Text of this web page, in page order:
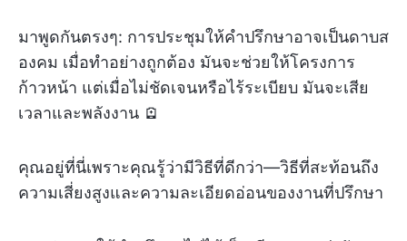
มาพูดกันตรงๆ: การประชุมให้คำปรึกษาอาจเป็นดาบส
องคม เมื่อทำอย่างถูกต้อง มันจะช่วยให้โครงการ
ก้าวหน้า แต่เมื่อไม่ชัดเจนหรือไร้ระเบียบ มันจะเสีย
เวลาและพลังงาน 🪫
คุณอยู่ที่นี่เพราะคุณรู้ว่ามีวิธีที่ดีกว่า—วิธีที่สะท้อนถึง
ความเสี่ยงสูงและความละเอียดอ่อนของงานที่ปรึกษา